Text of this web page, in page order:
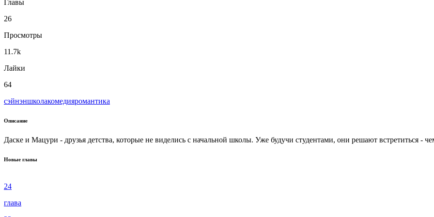
Главы
26
Просмотры
11.7k
Лайки
64
сэйнэншколакомедияромантика
Описание
Даске и Мацури - друзья детства, которые не виделись с начальной школы. Уже будучи студентами, они решают встретиться -
Новые главы
24
глава